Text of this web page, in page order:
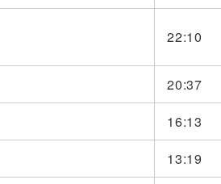
22:10
20:37
16:13
13:19